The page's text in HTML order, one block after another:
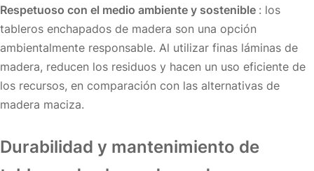
Respetuoso con el medio ambiente y sostenible : los
tableros enchapados de madera son una opción
ambientalmente responsable. Al utilizar finas láminas de
madera, reducen los residuos y hacen un uso eficiente de
los recursos, en comparación con las alternativas de
madera maciza.
Durabilidad y mantenimiento de